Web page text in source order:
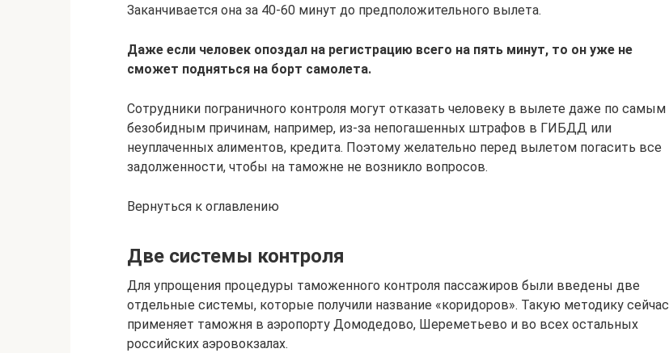
Заканчивается она за 40-60 минут до предположительного вылета.
Даже если человек опоздал на регистрацию всего на пять минут, то он уже не
сможет подняться на борт самолета.
Сотрудники пограничного контроля могут отказать человеку в вылете даже по самым
безобидным причинам, например, из-за непогашенных штрафов в ГИБДД или
неуплаченных алиментов, кредита. Поэтому желательно перед вылетом погасить все
задолженности, чтобы на таможне не возникло вопросов.
Вернуться к оглавлению
Две системы контроля
Для упрощения процедуры таможенного контроля пассажиров были введены две
отдельные системы, которые получили название «коридоров». Такую методику сейчас
применяет таможня в аэропорту Домодедово, Шереметьево и во всех остальных
российских аэровокзалах.